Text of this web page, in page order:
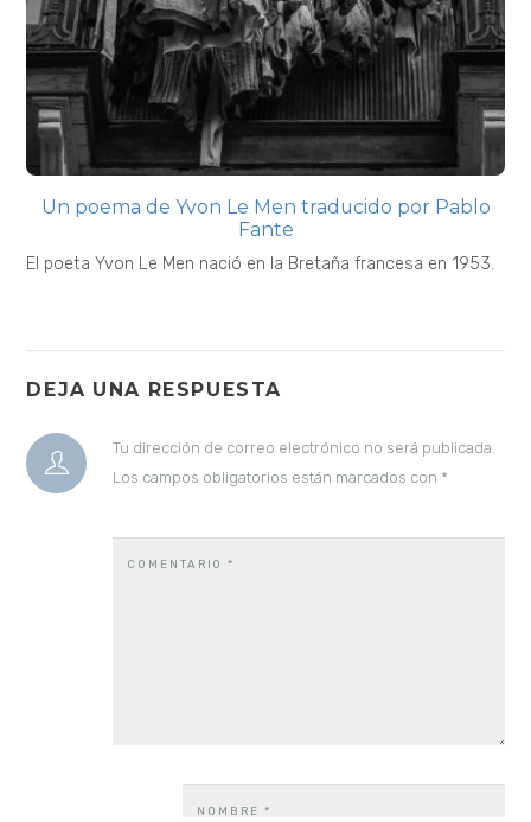
Un poema de Yvon Le Men traducido por Pablo
Fante
El poeta Yvon Le Men nació en la Bretaña francesa en 1953.
DEJA UNA RESPUESTA
Tu dirección de correo electrónico no será publicada.
Los campos obligatorios están marcados con *
COMENTARIO*
NOMBRE*